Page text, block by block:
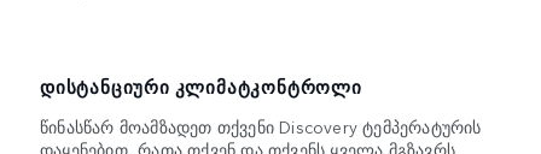
ᲓᲘᲡᲢᲐᲜᲪᲘᲣᲠᲘ ᲙᲚᲘᲛᲐᲢᲙᲝᲜᲢᲠᲝᲚᲘ
წინასწარ მოამზადეთ თქვენი Discovery ტემპერატურის
დაყენებით, რათა თქვენ და თქვენს ყველა მგზავრს